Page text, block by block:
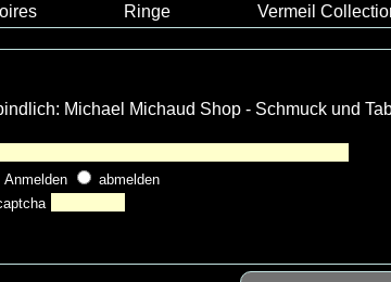
Ringe Vermeil
Michael Michaud Shop - Schmuck und
Anmelden
abmelden